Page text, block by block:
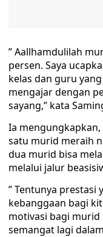
” Aallhamdulilah
persen. Saya
kelas dan guru
mengajar dengan
sayang,” kata
Ia
satu murid meraih
dua murid bisa
melalui jalur
” Tentunya
kebanggaan bagi
motivasi bagi
semangat lagi